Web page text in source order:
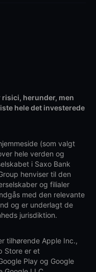
herunder, men
hele det investerede
(som valgt
hele verden og
i Saxo Bank
henviser til den
og filialer
med den relevante
og er underlagt de
jurisdiktion.
tilhørende Apple Inc.,
Store er et
Play og Google